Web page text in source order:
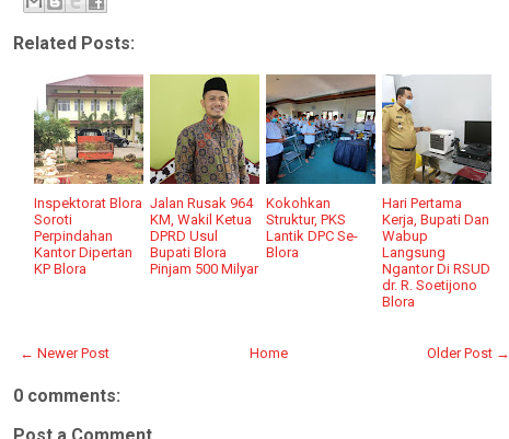
Related Posts:
Inspektorat Blora
Soroti
Perpindahan
Kantor Dipertan
KP Blora
Jalan Rusak 964
KM, Wakil Ketua
DPRD Usul
Bupati Blora
Pinjam 500 Milyar
Kokohkan
Struktur, PKS
Lantik DPC Se-
Blora
Hari Pertama
Kerja, Bupati Dan
Wabup
Langsung
Ngantor Di RSUD
dr. R. Soetijono
Blora
← Newer Post Older Post →
Home
0 comments: